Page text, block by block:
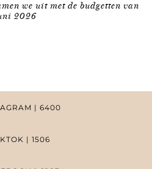
we uit met de budgetten van
2026
| 6400
| 1506